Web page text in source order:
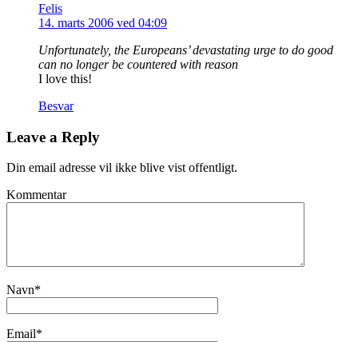
Felis
14. marts 2006 ved 04:09
Unfortunately, the Europeans’ devastating urge to do good
can no longer be countered with reason
I love this!
Besvar
Leave a Reply
Din email adresse vil ikke blive vist offentligt.
Kommentar
Navn*
Email*